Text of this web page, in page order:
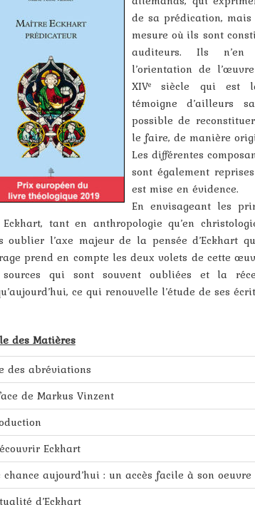
de sa prédication,
mesure où ils sont
auditeurs. Ils n’en
l’orientation de
XIVesiècle qui est la
témoigne d’ailleurs
possible de
le faire, de manière
Les différentes
sont également
est mise en évidence.
En envisageant les
tant en anthropologie qu’en
oublier l’axe majeur de la pensée d’Eckhart
prend en compte les deux volets de cette
qui sont souvent oubliées et la
ce qui renouvelle l’étude de ses
des Matières
des abréviations
de Markus Vinzent
Eckhart
chance aujourd’hui : un accès facile à son oeuvre
d’Eckhart